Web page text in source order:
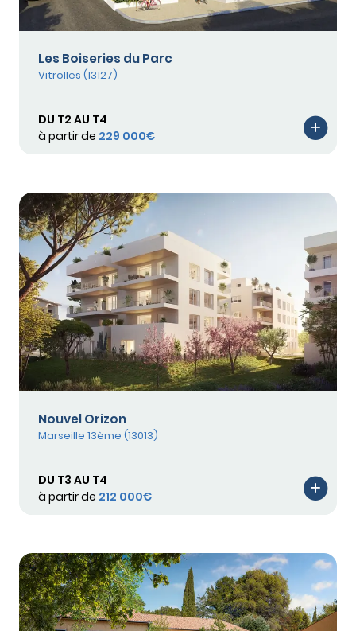
Les Boiseries du Parc
Vitrolles (13127)
DU T2 AU T4
à partir de 229 000€
Nouvel Orizon
Marseille 13ème (13013)
DU T3 AU T4
à partir de 212 000€